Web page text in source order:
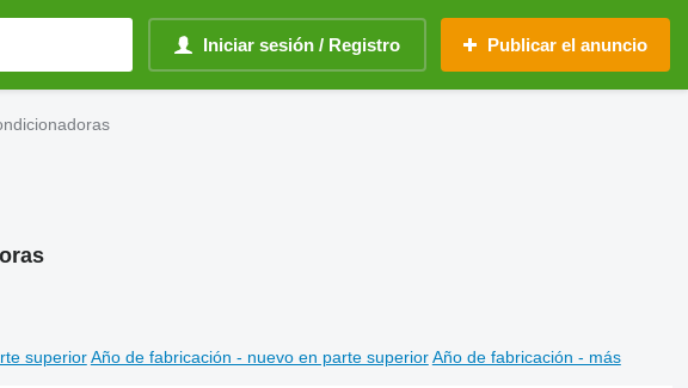
Iniciar sesión / Registro Publicar el anuncio
superior Año de fabricación - nuevo en parte superior Año de fabricación - más